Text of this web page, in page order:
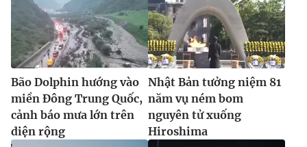
Bão Dolphin hướng vào
miền Đông Trung Quốc,
cảnh báo mưa lớn trên
diện rộng
Nhật Bản tưởng niệm 81
năm vụ ném bom
nguyên tử xuống
Hiroshima